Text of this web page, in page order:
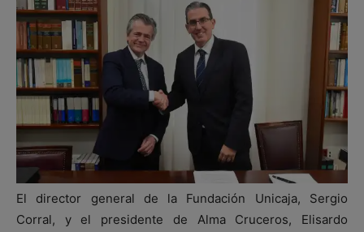
El director general de la Fundación Unicaja, Sergio
Corral, y el presidente de Alma Cruceros, Elisardo